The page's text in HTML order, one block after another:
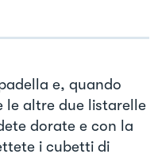
e, quando
le altre due listarelle
dorate e con la
i cubetti di